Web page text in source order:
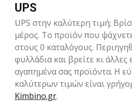
UPS
UPS στην καλύτερη τιμή;
μέρος. Το προϊόν που
στους 0 καταλόγους.
φυλλάδια και βρείτε κι άλλες
αγαπημένα σας προϊόντα. Η
καλύτερων τιμών είναι
Kimbino.gr.